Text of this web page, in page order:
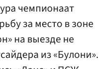
чемпионаат
за место в зоне
на выезде не
из «Булони».